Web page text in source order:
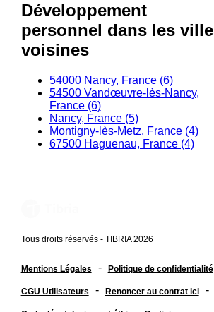
Développement
personnel dans les
voisines
54000 Nancy, France (6)
54500 Vandœuvre-lès-Nancy,
France (6)
Nancy, France (5)
Montigny-lès-Metz, France (4)
67500 Haguenau, France (4)
Tous droits réservés - TIBRIA 2026
Mentions Légales - Politique de confidentialité
CGU Utilisateurs - Renoncer au contrat ici -